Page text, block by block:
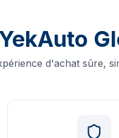
d'achat sûre,